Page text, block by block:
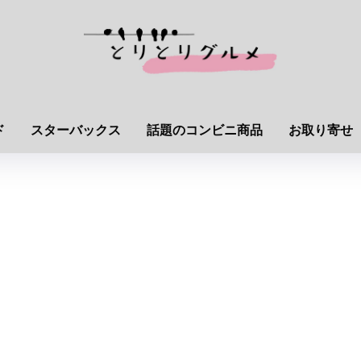
スターバックス 話題のコンビニ商品 お取り寄せ